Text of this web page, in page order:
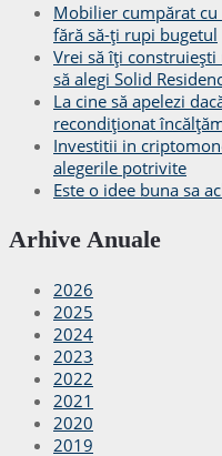
Mobilier cumpărat cu
fără să-ți rupi bugetul
Vrei să îți
să alegi Solid
La cine să apelezi
recondiționat
Investitii in
alegerile potrivite
Este o idee buna sa
Arhive Anuale
2026
2025
2024
2023
2022
2021
2020
2019